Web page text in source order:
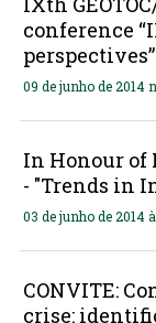
conference
09 de junho de 2014
In Honour of
- "Trends in
03 de junho de 2014
CONVITE:
crise: